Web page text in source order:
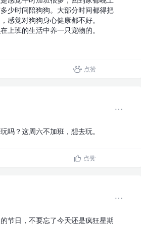
少时间陪狗狗。大部分时间都得把
感觉对狗狗身心健康都不好。
上班的生活中养一只宠物的。
点赞
吗？这周六不加班，想去玩。
点赞
节日，不要忘了今天还是疯狂星期